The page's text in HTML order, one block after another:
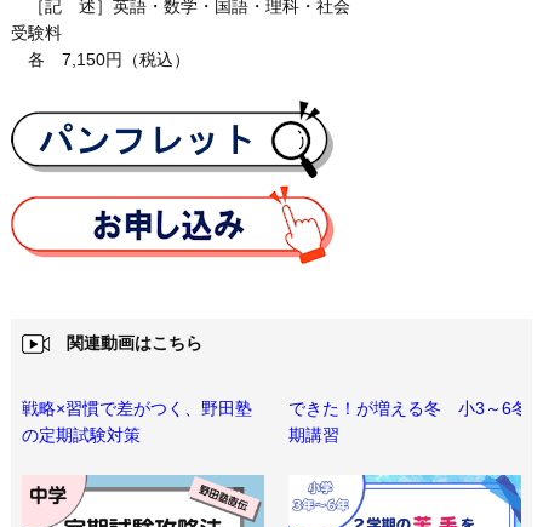
［記 述］英語・数学・国語・理科・社会
受験料
各 7,150円（税込）
関連動画はこちら
戦略×習慣で差がつく、野田塾
の定期試験対策
できた！が増える冬 小3～6冬
期講習